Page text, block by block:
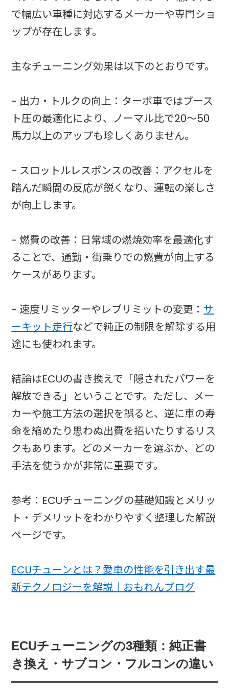
で幅広い車種に対応するメーカーや専門ショ
ップが存在します。
主なチューニング効果は以下のとおりです。
- 出力・トルクの向上：ターボ車ではブース
ト圧の最適化により、ノーマル比で20〜50
馬力以上のアップも珍しくありません。
- スロットルレスポンスの改善：アクセルを
踏んだ瞬間の反応が鋭くなり、運転の楽しさ
が向上します。
- 燃費の改善：日常域の燃焼効率を最適化す
ることで、通勤・街乗りでの燃費が向上する
ケースがあります。
- 速度リミッターやレブリミットの変更： サ
ーキット走行などで純正の制限を解除する用
途にも使われます。
結論はECUの書き換えで「隠されたパワーを
解放できる」ということです。ただし、メー
カーや施工方法の選択を誤ると、逆に車の寿
命を縮めたり思わぬ出費を招いたりするリス
クもあります。どのメーカーを選ぶか、どの
手法を使うかが非常に重要です。
参考：ECUチューニングの基礎知識とメリッ
ト・デメリットをわかりやすく整理した解説
ページです。
ECUチューンとは？愛車の性能を引き出す最
新テクノロジーを解説｜おもれんブログ
ECUチューニングの3種類：純正書
き換え・サブコン・フルコンの違い